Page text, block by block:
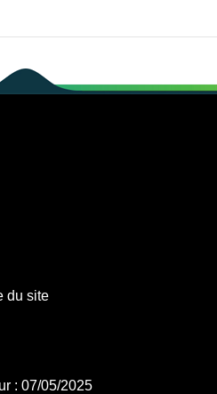
du site
: 07/05/2025